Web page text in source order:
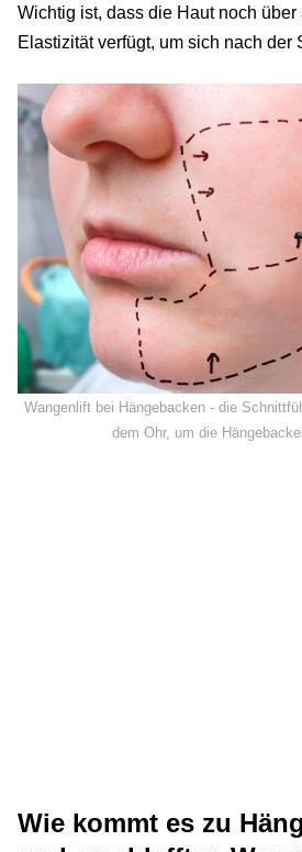
Wichtig ist, dass die Haut noch
Elastizität verfügt, um sich nach der
Wangenlift bei Hängebacken - die
dem Ohr, um die
Wie kommt es zu